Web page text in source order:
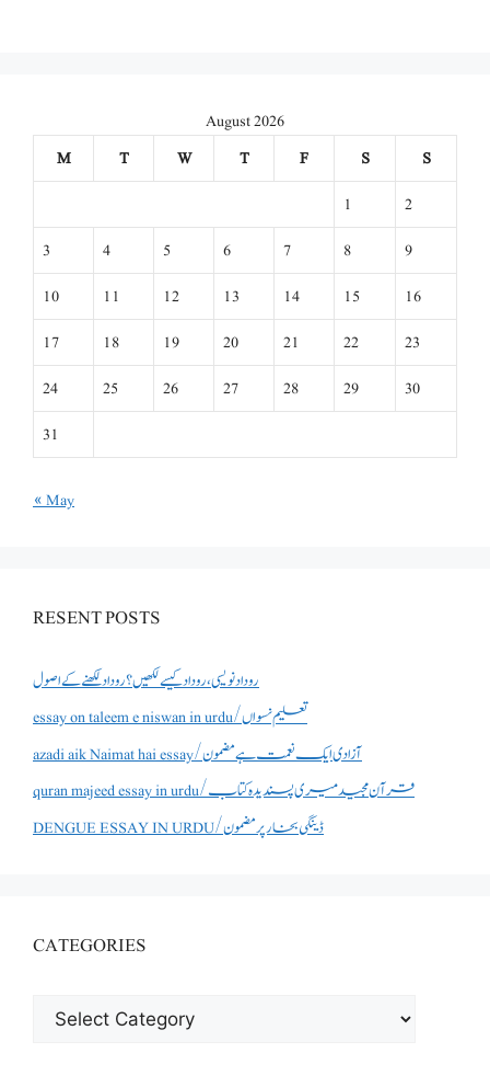
August 2026
M
T W T F S
S
1
2
3
4 5 6 7 8
9
10
11 12 13 14 15
16
17
18 19 20 21 22
23
24
25 26 27 28 29
30
31
« May
RESENT POSTS
روداد نویسی ،روداد کیسے لکھیں؟ روداد لکھنے کے اصول
essay on taleem e niswan in urdu/تعلیم نسواں
azadi aik Naimat hai essay/آزادی ایک نعمت ہے مضمون
quran majeed essay in urdu/قرآن مجید میری پسندیدہ کتاب
DENGUE ESSAY IN URDU/ڈینگی بخار پر مضمون
CATEGORIES
CATEGORIES